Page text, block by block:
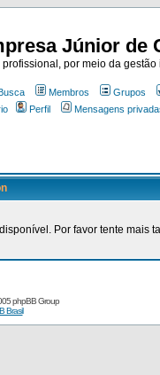
Júnior de
por meio da
Membros Grupos
Perfil Mensagens
Por favor tente mais
phpBB Group
Brasil